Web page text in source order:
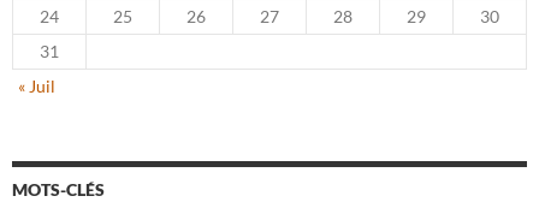
24
25 26 27 28 29
30
31
« Juil
MOTS-CLÉS